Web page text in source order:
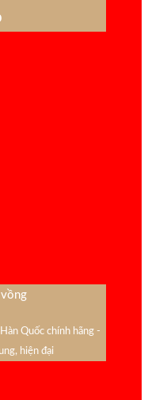
vồng
Quốc chính hãng -
hiện đại